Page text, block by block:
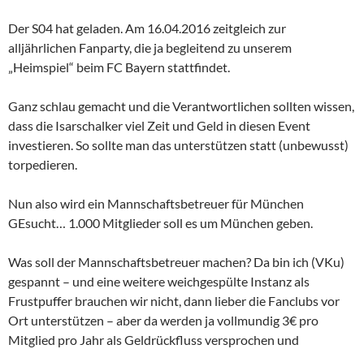
Der S04 hat geladen. Am 16.04.2016 zeitgleich zur
alljährlichen Fanparty, die ja begleitend zu unserem
„Heimspiel“ beim FC Bayern stattfindet.
Ganz schlau gemacht und die Verantwortlichen sollten wissen,
dass die Isarschalker viel Zeit und Geld in diesen Event
investieren. So sollte man das unterstützen statt (unbewusst)
torpedieren.
Nun also wird ein Mannschaftsbetreuer für München
GEsucht… 1.000 Mitglieder soll es um München geben.
Was soll der Mannschaftsbetreuer machen? Da bin ich (VKu)
gespannt – und eine weitere weichgespülte Instanz als
Frustpuffer brauchen wir nicht, dann lieber die Fanclubs vor
Ort unterstützen – aber da werden ja vollmundig 3€ pro
Mitglied pro Jahr als Geldrückfluss versprochen und